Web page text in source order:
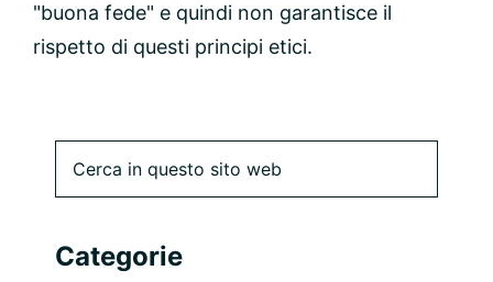
"buona fede" e quindi non garantisce il
rispetto di questi principi etici.
Barra
laterale
primaria
web
Categorie